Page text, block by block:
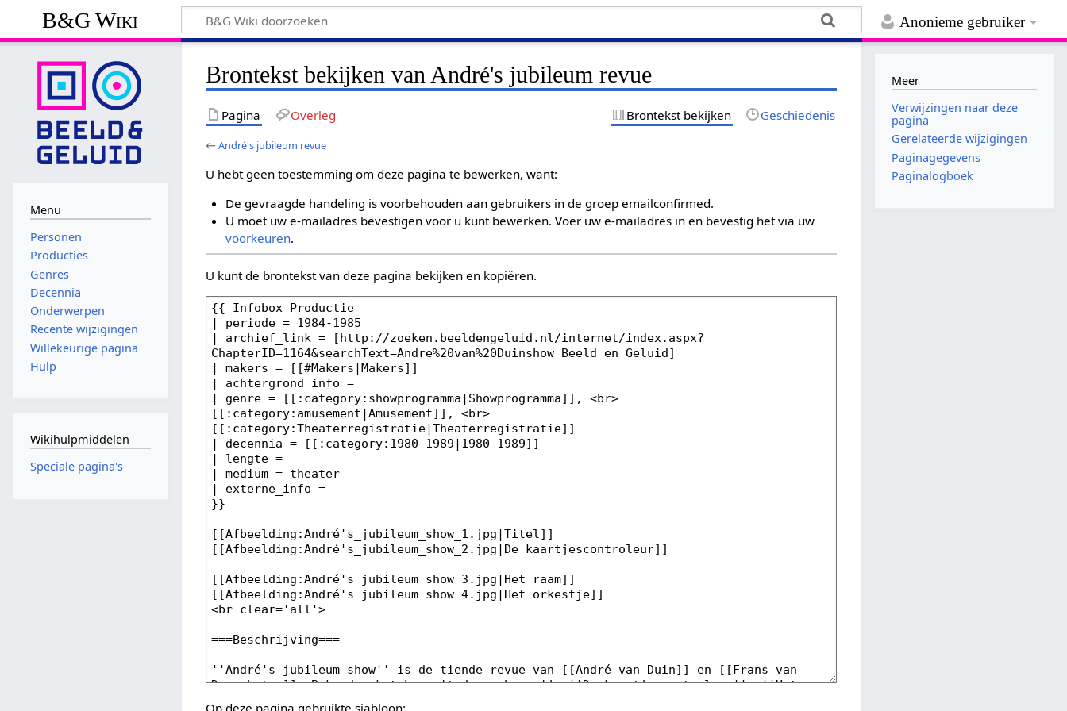
Anonieme gebruiker
B&G Wiki
Brontekst bekijken van André's jubileum revue
Pagina Overleg Brontekst bekijken Geschiedenis
←André's jubileum revue
U hebt geen toestemming om deze pagina te bewerken, want:
De gevraagde handeling is voorbehouden aan gebruikers in de groep emailconfirmed.
U moet uw e-mailadres bevestigen voor u kunt bewerken. Voer uw e-mailadres in en bevestig het via uw
voorkeuren.
U kunt de brontekst van deze pagina bekijken en kopiëren.
Op deze pagina gebruikte sjabloon:
Menu
Personen
Producties
Genres
Decennia
Onderwerpen
Recente wijzigingen
Willekeurige pagina
Hulp
Wikihulpmiddelen
Speciale pagina's
Meer
Verwijzingen naar deze
pagina
Gerelateerde wijzigingen
Paginagegevens
Paginalogboek